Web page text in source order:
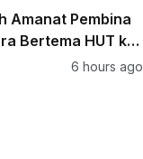
Amanat Pembina
Bertema HUT ke-
6 hours ago